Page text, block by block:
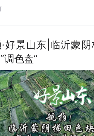
好景山东|临沂蒙阴
调色盘”